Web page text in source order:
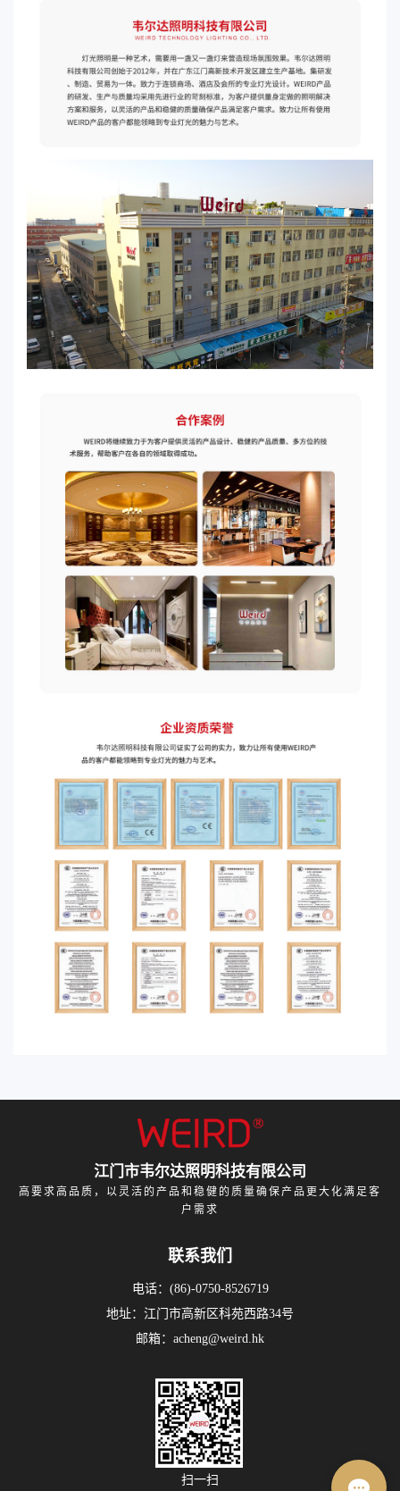
江门市韦尔达照明科技有限公司
高要求高品质，以灵活的产品和稳健的质量确保产品更大化满足客
户需求
联系我们
电话：(86)-0750-8526719
地址：江门市高新区科苑西路34号
邮箱：acheng@weird.hk
扫一扫